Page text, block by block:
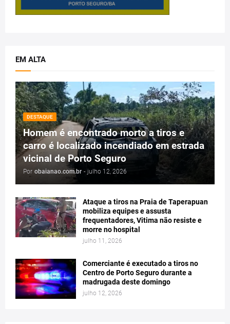
EM ALTA
DESTAQUE
Homem é encontrado morto a tiros e
carro é localizado incendiado em estrada
vicinal de Porto Seguro
Por obaianao.com.br - julho 12, 2026
Ataque a tiros na Praia de Taperapuan
mobiliza equipes e assusta
frequentadores, Vitima não resiste e
morre no hospital
julho 11, 2026
Comerciante é executado a tiros no
Centro de Porto Seguro durante a
madrugada deste domingo
julho 12, 2026